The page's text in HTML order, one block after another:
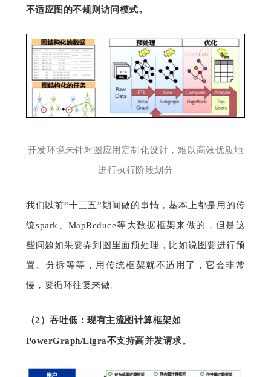
不适应图的不规则访问模式。
开发环境未针对图应用定制化设计，难以高效优质地
进行执行阶段划分
我们以前“十三五”期间做的事情，基本上都是用的传
统spark、MapReduce等大数据框架来做的，但是这
些问题如果要弄到图里面预处理，比如说图要进行预
置、分拆等等，用传统框架就不适用了，它会非常
慢，要循环往复来做。
（2）吞吐低：现有主流图计算框架如
PowerGraph/Ligra不支持高并发请求。